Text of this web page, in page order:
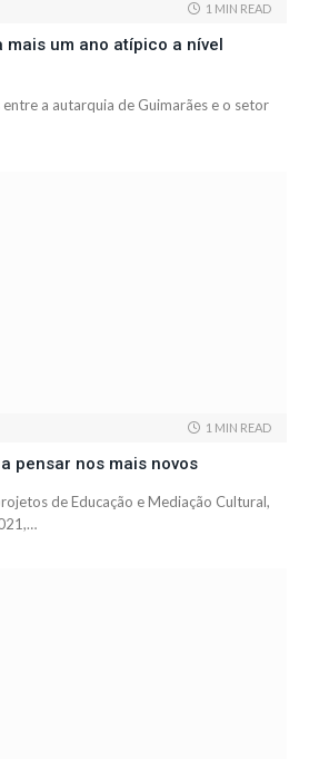
1 MIN READ
mais um ano atípico a nível
a autarquia de Guimarães e o setor
1 MIN READ
pensar nos mais novos
de Educação e Mediação Cultural,